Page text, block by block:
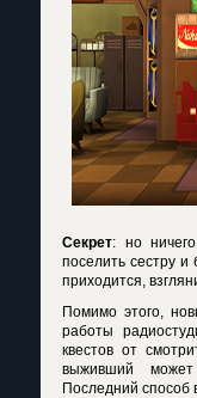
Секрет: но
поселить сестру и
приходится,
Помимо этого,
работы
квестов от
выживший
Последний способ